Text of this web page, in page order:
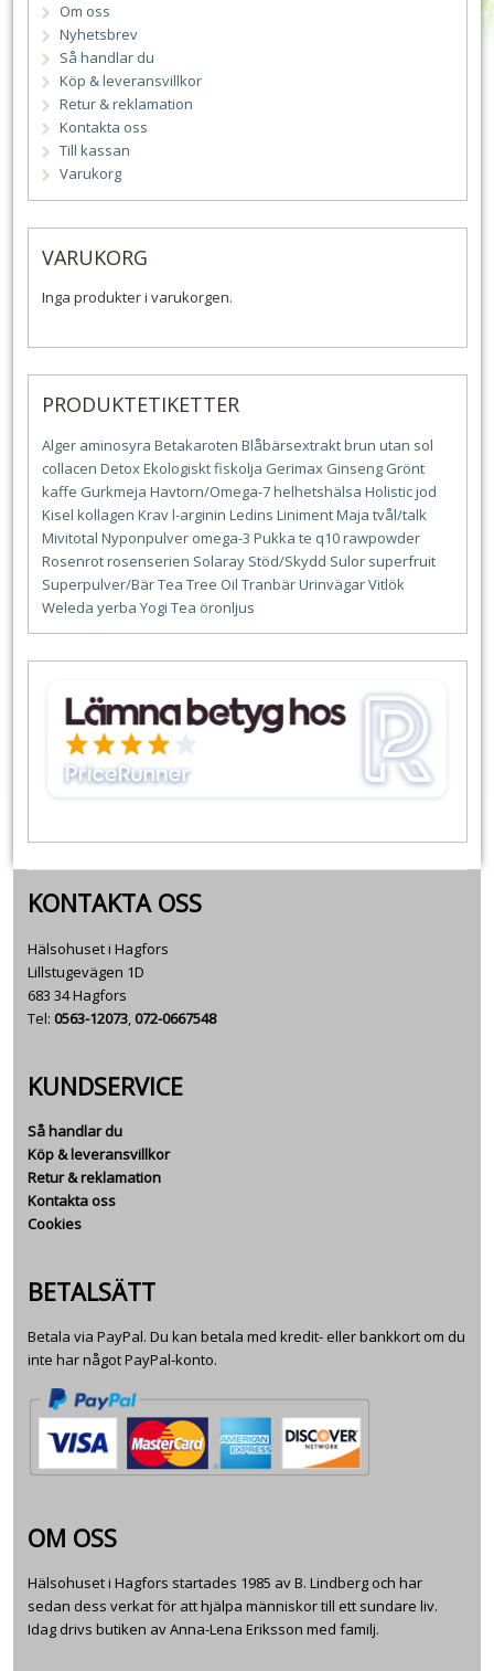
Om oss
Nyhetsbrev
Så handlar du
Köp & leveransvillkor
Retur & reklamation
Kontakta oss
Till kassan
Varukorg
VARUKORG
Inga produkter i varukorgen.
PRODUKTETIKETTER
Alger aminosyra Betakaroten Blåbärsextraktbrun utan sol
collacen DetoxEkologisktfiskolja Gerimax Ginseng Grönt
kaffe Gurkmeja Havtorn/Omega-7helhetshälsa Holisticjod
Kisel kollagen Kravl-arginin Ledins LinimentMaja tvål/talk
Mivitotal Nyponpulver omega-3 Pukka te q10rawpowder
Rosenrotrosenserien Solaray Stöd/Skydd Sulor superfruit
Superpulver/BärTea Tree Oil TranbärUrinvägarVitlök
Weleda yerba Yogi Tea öronljus
KONTAKTA OSS
Hälsohuset i Hagfors
Lillstugevägen 1D
683 34 Hagfors
Tel: 0563-12073,072-0667548
KUNDSERVICE
Så handlar du
Köp & leveransvillkor
Retur & reklamation
Kontakta oss
Cookies
BETALSÄTT
Betala via PayPal. Du kan betala med kredit- eller bankkort om du
inte har något PayPal-konto.
OM OSS
Hälsohuset i Hagfors startades 1985 av B. Lindberg och har
sedan dess verkat för att hjälpa människor till ett sundare liv.
Idag drivs butiken av Anna-Lena Eriksson med familj.